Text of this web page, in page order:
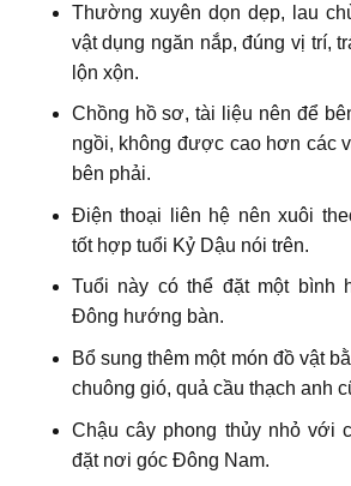
Thường xuyên dọn dẹp, lau
vật dụng ngăn nắp, đúng vị trí,
lộn xộn.
Chồng hồ sơ, tài liệu nên để
ngồi, không được cao hơn các
bên phải.
Điện thoại liên hệ nên xuôi
tốt hợp tuổi Kỷ Dậu nói trên.
Tuổi này có thể đặt một bình
Đông hướng bàn.
Bổ sung thêm một món đồ vật
chuông gió, quả cầu thạch anh
Chậu cây phong thủy nhỏ với
đặt nơi góc Đông Nam.